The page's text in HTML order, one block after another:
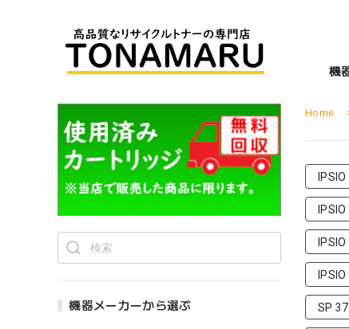
機
機器メーカーから選ぶ
Home
SP